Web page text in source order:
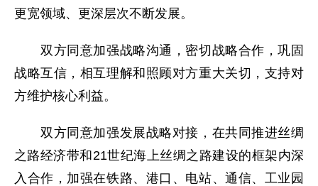
更宽领域、更深层次不断发展。
双方同意加强战略沟通，密切战略合作，巩固
战略互信，相互理解和照顾对方重大关切，支持对
方维护核心利益。
双方同意加强发展战略对接，在共同推进丝绸
之路经济带和21世纪海上丝绸之路建设的框架内深
入合作，加强在铁路、港口、电站、通信、工业园